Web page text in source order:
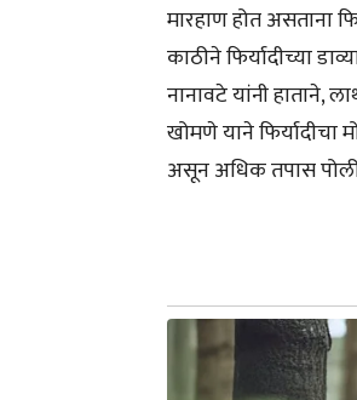
मारहाण होत असताना
काठीने फिर्यादीच्या
नानावटे यांनी हाताने,
खोमणे याने
असून अधिक तपास